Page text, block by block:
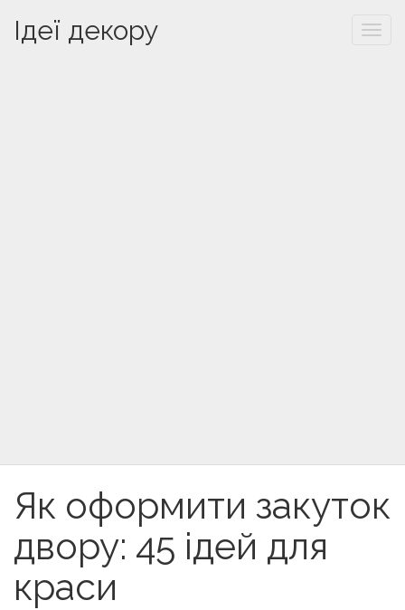
Ідеї декору
Як оформити закуток
двору: 45 ідей для
краси